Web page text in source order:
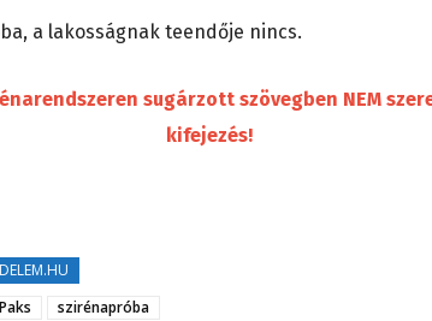
a lakosságnak teendője nincs.
sugárzott szövegben NEM
kifejezés!
Paks szirénapróba